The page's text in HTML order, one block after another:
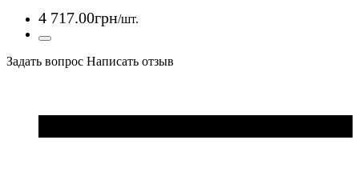
4 717.00грн/шт.
Задать вопрос Написать отзыв